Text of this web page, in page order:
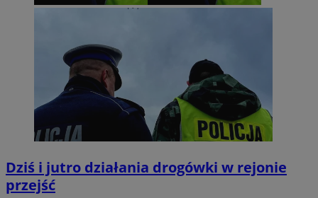
Dziś i jutro działania drogówki w rejonie
przejść